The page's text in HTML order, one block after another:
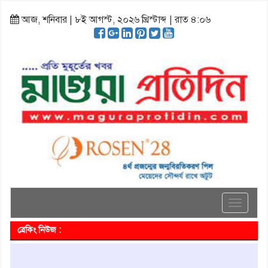
আজ, শনিবার | ৮ই আগস্ট, ২০২৬ খ্রিস্টাব্দ | রাত ৪:০৬
Toggle
ব্রেকিং নিউজ :